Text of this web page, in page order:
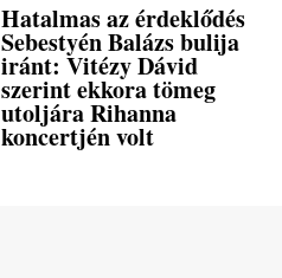
Hatalmas az érdeklődés
Sebestyén Balázs bulija
iránt: Vitézy Dávid
szerint ekkora tömeg
utoljára Rihanna
koncertjén volt